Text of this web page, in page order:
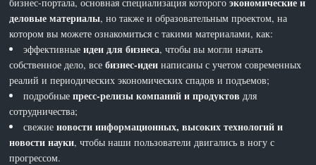
деловые материалы, но также и образовательным проектом, на
котором вы можете ознакомиться с такими материалами, как:
эффективныеидеи для бизнеса, чтобы вы могли начать
собственное дело, всебизнес-идеи написаны с учетом современных
реалий и периодических экономических спадов и подъемов;
подробныепресс-релизы компаний и продуктов для
сотрудничества;
свежиеновости информационных, высоких технологий и
новости науки, чтобы наши пользователи двигались в ногу с
прогрессом.